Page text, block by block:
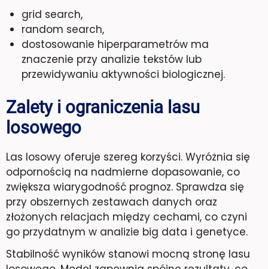
grid search,
random search,
dostosowanie hiperparametrów ma
znaczenie przy analizie tekstów lub
przewidywaniu aktywności biologicznej.
Zalety i ograniczenia lasu
losowego
Las losowy oferuje szereg korzyści. Wyróżnia się
odpornością na nadmierne dopasowanie, co
zwiększa wiarygodność prognoz. Sprawdza się
przy obszernych zestawach danych oraz
złożonych relacjach między cechami, co czyni
go przydatnym w analizie big data i genetyce.
Stabilność wyników stanowi mocną stronę lasu